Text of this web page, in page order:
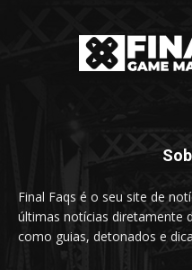
Final Faqs é o seu site de
últimas notícias diretamente
como guias, detonados e